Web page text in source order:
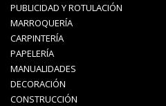
PUBLICIDAD Y ROTULACIÓN
MARROQUERÍA
CARPINTERÍA
PAPELERÍA
MANUALIDADES
DECORACIÓN
CONSTRUCCIÓN